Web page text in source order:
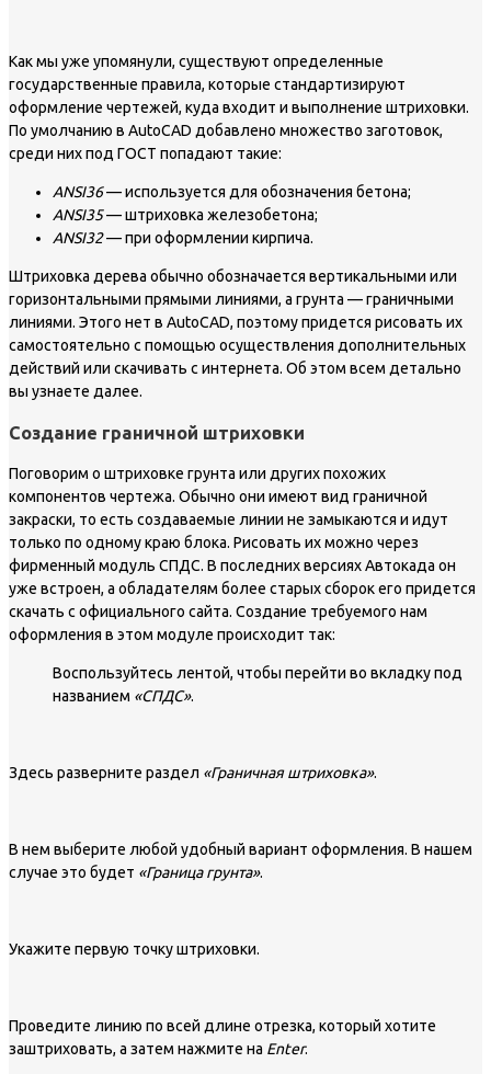
Как мы уже упомянули, существуют определенные
государственные правила, которые стандартизируют
оформление чертежей, куда входит и выполнение штриховки.
По умолчанию в AutoCAD добавлено множество заготовок,
среди них под ГОСТ попадают такие:
ANSI36— используется для обозначения бетона;
ANSI35— штриховка железобетона;
ANSI32— при оформлении кирпича.
Штриховка дерева обычно обозначается вертикальными или
горизонтальными прямыми линиями, а грунта — граничными
линиями. Этого нет в AutoCAD, поэтому придется рисовать их
самостоятельно с помощью осуществления дополнительных
действий или скачивать с интернета. Об этом всем детально
вы узнаете далее.
Создание граничной штриховки
Поговорим о штриховке грунта или других похожих
компонентов чертежа. Обычно они имеют вид граничной
закраски, то есть создаваемые линии не замыкаются и идут
только по одному краю блока. Рисовать их можно через
фирменный модуль СПДС. В последних версиях Автокада он
уже встроен, а обладателям более старых сборок его придется
скачать с официального сайта. Создание требуемого нам
оформления в этом модуле происходит так:
Воспользуйтесь лентой, чтобы перейти во вкладку под
названием «СПДС».
Здесь разверните раздел «Граничная штриховка».
В нем выберите любой удобный вариант оформления. В нашем
случае это будет «Граница грунта».
Укажите первую точку штриховки.
Проведите линию по всей длине отрезка, который хотите
заштриховать, а затем нажмите на Enter.